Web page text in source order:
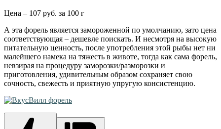
Цена – 107 руб. за 100 г
А эта форель является замороженной по умолчанию, зато цена
соответствующая – дешевле поискать. И несмотря на высокую
питательную ценность, после употребления этой рыбы нет ни
малейшего намека на тяжесть в животе, тогда как сама форель,
невзирая на процедуру заморозки/разморозки и
приготовления, удивительным образом сохраняет свою
сочность, свежесть и приятную упругую консистенцию.